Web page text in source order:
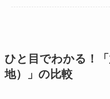
ひと目でわかる！
地）」の比較